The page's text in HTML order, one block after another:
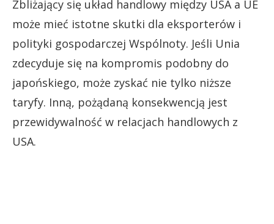
Zbliżający się układ handlowy między USA a UE
może mieć istotne skutki dla eksporterów i
polityki gospodarczej Wspólnoty. Jeśli Unia
zdecyduje się na kompromis podobny do
japońskiego, może zyskać nie tylko niższe
taryfy. Inną, pożądaną konsekwencją jest
przewidywalność w relacjach handlowych z
USA.